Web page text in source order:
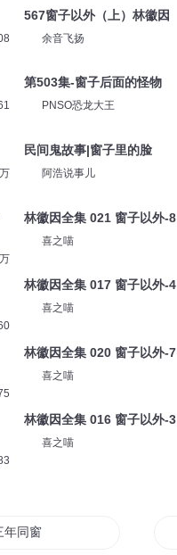
567窗子以外（上）林徽因
余音飞扬
第503集-窗子后面的怪物
PNSO恐龙大王
民间鬼故事|窗子里的脸
阿浩说事儿
林徽因全集 021 窗子以外-8
喜之喵
林徽因全集 017 窗子以外-4
喜之喵
林徽因全集 020 窗子以外-7
喜之喵
林徽因全集 016 窗子以外-3
喜之喵
年同窗